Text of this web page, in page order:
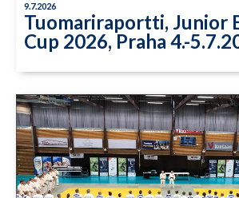
9.7.2026
Tuomariraportti, Junior
Cup 2026, Praha 4.-